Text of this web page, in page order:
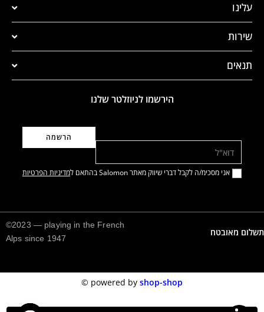
עלינו
שירות
תנאים
הירשמו לניוזלטר שלנו
אני מסכימ/ה לקבל דברי שיווק מאתר Salomon בהתאם ל מדיניות הפרטיות
תשלום מאובטח
©2023 — playing in the French
Alps since 1947
powered by shop-shop
©️